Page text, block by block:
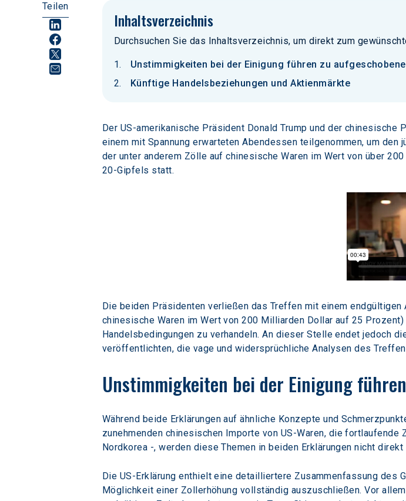
Teilen
Inhaltsverzeichnis
Durchsuchen Sie das Inhaltsverzeichnis, um direkt zum
Unstimmigkeiten bei der Einigung führen zu
Künftige Handelsbeziehungen und Aktienmärkte
Der US-amerikanische Präsident Donald Trump und der chinesische
einem mit Spannung erwarteten Abendessen teilgenommen, um
der unter anderem Zölle auf chinesische Waren im Wert von über
20-Gipfels statt.
Die beiden Präsidenten verließen das Treffen mit einem
chinesische Waren im Wert von 200 Milliarden Dollar auf 25
Handelsbedingungen zu verhandeln. An dieser Stelle endet jedoch
veröffentlichten, die vage und widersprüchliche Analysen des
Unstimmigkeiten bei der Einigung
Während beide Erklärungen auf ähnliche Konzepte und
zunehmenden chinesischen Importe von US-Waren, die
Nordkorea -, werden diese Themen in beiden Erklärungen nicht
Die US-Erklärung enthielt eine detailliertere Zusammenfassung des
Möglichkeit einer Zollerhöhung vollständig auszuschließen. Vor